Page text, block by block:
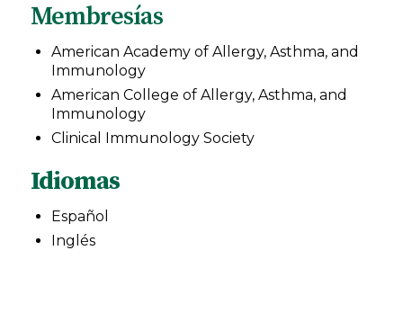
Membresías
American Academy of Allergy, Asthma, and
Immunology
American College of Allergy, Asthma, and
Immunology
Clinical Immunology Society
Idiomas
Español
Inglés